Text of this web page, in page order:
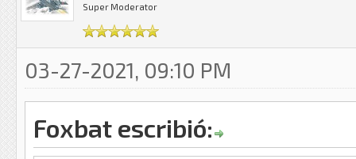
Super Moderator
03-27-2021, 09:10 PM
Foxbat escribió: